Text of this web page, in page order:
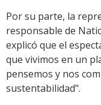
Por su parte, la
responsable de
explicó que el
que vivimos en un
pensemos y nos
sustentabilidad".